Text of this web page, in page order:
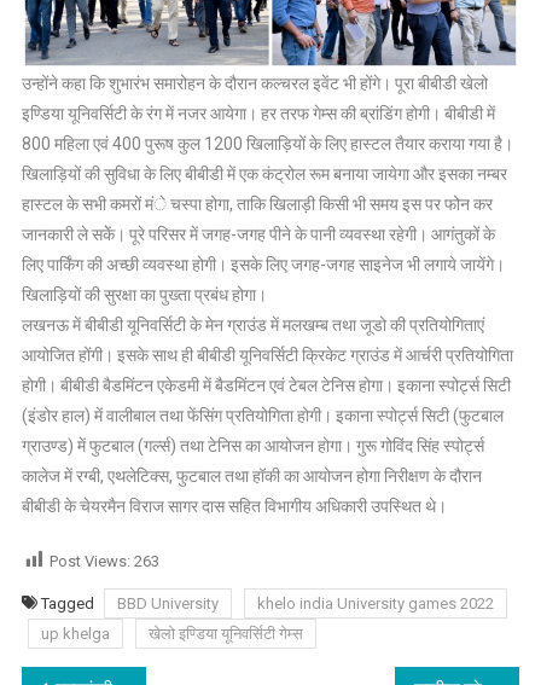
उन्होंने कहा कि शुभारंभ समारोहन के दौरान कल्चरल इवेंट भी होंगे। पूरा बीबीडी खेलो
इण्डिया यूनिवर्सिटी के रंग में नजर आयेगा। हर तरफ गेम्स की ब्रांडिंग होगी। बीबीडी में
800 महिला एवं 400 पुरूष कुल 1200 खिलाड़ियों के लिए हास्टल तैयार कराया गया है।
खिलाड़ियों की सुविधा के लिए बीबीडी में एक कंट्रोल रूम बनाया जायेगा और इसका नम्बर
हास्टल के सभी कमरों मंे चस्पा होगा, ताकि खिलाड़ी किसी भी समय इस पर फोन कर
जानकारी ले सकेें। पूरे परिसर में जगह-जगह पीने के पानी व्यवस्था रहेगी। आगंतुकों के
लिए पार्किंग की अच्छी व्यवस्था होगी। इसके लिए जगह-जगह साइनेज भी लगाये जायेंगे।
खिलाड़ियों की सुरक्षा का पुख्ता प्रबंध होगा।
लखनऊ में बीबीडी यूनिवर्सिटी के मेन ग्राउंड में मलखम्ब तथा जूडो की प्रतियोगिताएं
आयोजित होंगी। इसके साथ ही बीबीडी यूनिवर्सिटी क्रिकेट ग्राउंड में आर्चरी प्रतियोगिता
होगी। बीबीडी बैडमिंटन एकेडमी में बैडमिंटन एवं टेबल टेनिस होगा। इकाना स्पोर्ट्स सिटी
(इंडोर हाल) में वालीबाल तथा फेंसिंग प्रतियोगिता होगी। इकाना स्पोर्ट्स सिटी (फुटबाल
ग्राउण्ड) में फुटबाल (गर्ल्स) तथा टेनिस का आयोजन होगा। गुरू गोविंद सिंह स्पोर्ट्स
कालेज में रग्बी, एथलेटिक्स, फुटबाल तथा हॉकी का आयोजन होगा निरीक्षण के दौरान
बीबीडी के चेयरमैन विराज सागर दास सहित विभागीय अधिकारी उपस्थित थे।
Post Views: 263
Tagged BBD University
khelo india University games 2022
up khelga
खेलो इण्डिया यूनिवर्सिटी गेम्स